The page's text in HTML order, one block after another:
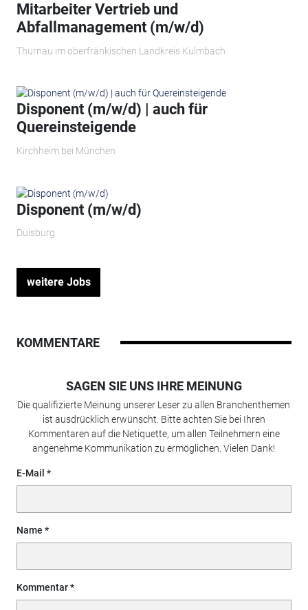
Mitarbeiter Vertrieb und
Abfallmanagement (m/w/d)
Thurnau im oberfränkischen Landkreis Kulmbach
Disponent (m/w/d) | auch für
Quereinsteigende
Kirchheim bei München
Disponent (m/w/d)
Duisburg
weitere Jobs
KOMMENTARE
SAGEN SIE UNS IHRE MEINUNG
Die qualifizierte Meinung unserer Leser zu allen Branchenthemen
ist ausdrücklich erwünscht. Bitte achten Sie bei Ihren
Kommentaren auf die Netiquette, um allen Teilnehmern eine
angenehme Kommunikation zu ermöglichen. Vielen Dank!
E-Mail
Name
Kommentar